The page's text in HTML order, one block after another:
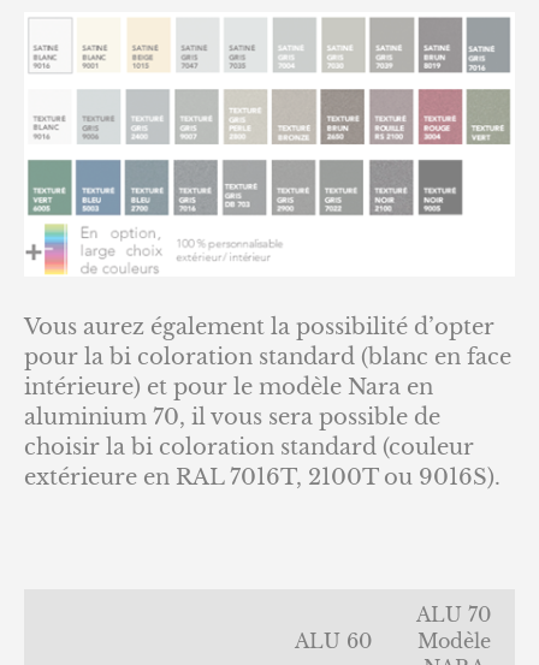
Vous aurez également la possibilité d’opter
pour la bi coloration standard (blanc en face
intérieure) et pour le modèle Nara en
aluminium 70, il vous sera possible de
choisir la bi coloration standard (couleur
extérieure en RAL 7016T, 2100T ou 9016S).
ALU 60
ALU 70
Modèle